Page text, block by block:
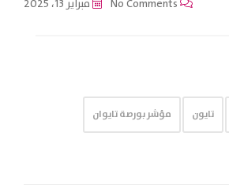
فبراير 13، 2025
تايون مؤشر بورصة تايوان